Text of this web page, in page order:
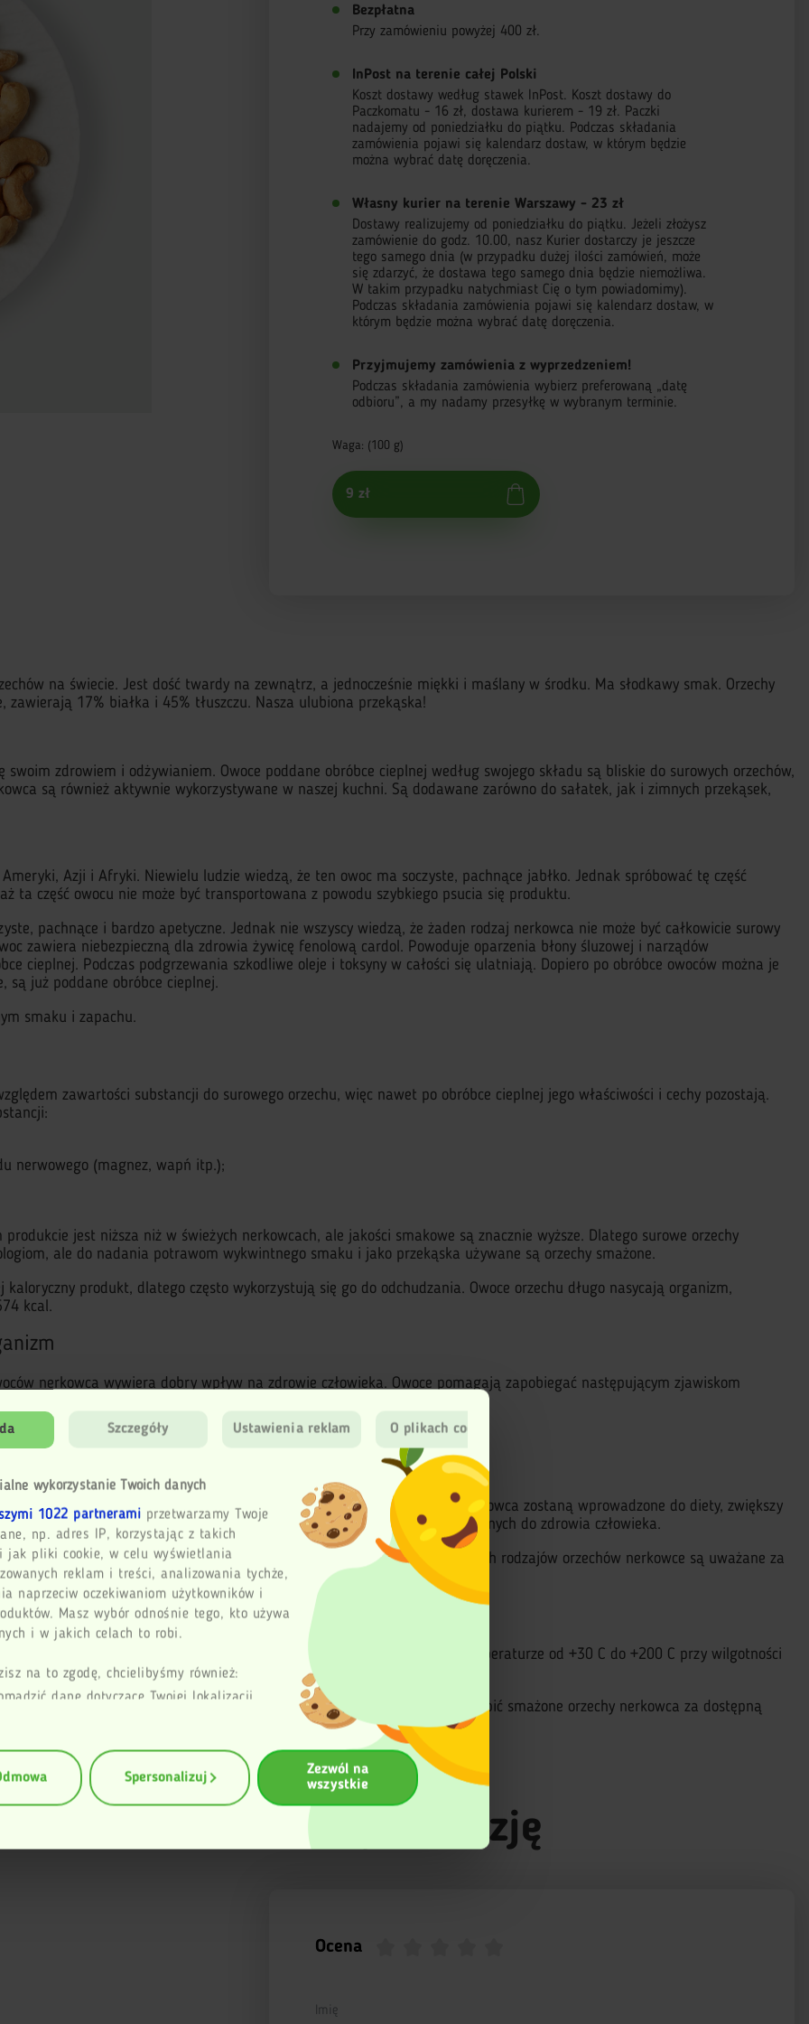
Szczegóły Ustawienia reklam O plikach cookies
wykorzystanie Twoich danych
1022 partnerami przetwarzamy Twoje
np. adres IP, korzystając z takich
jak pliki cookie, w celu wyświetlania
reklam i treści, analizowania tychże,
naprzeciw oczekiwaniom użytkowników i
Masz wybór odnośnie tego, kto używa
i w jakich celach to robi.
na to zgodę, chcielibyśmy również:
dane dotyczące Twojej lokalizacji
charakteryzującego je zbiory danych
czyli wirtualny odcisk palca)
więcej odnośnie tego, jak Twoje osobiste
Spersonalizuj
Zezwól na
wszystkie
Bezpłatna
Przy zamówieniu powyżej 400 zł.
InPost na terenie całej Polski
Koszt dostawy według stawek InPost. Koszt dostawy do
Paczkomatu - 16 zł, dostawa kurierem - 19 zł. Paczki
nadajemy od poniedziałku do piątku. Podczas składania
zamówienia pojawi się kalendarz dostaw, w którym będzie
można wybrać datę doręczenia.
Własny kurier na terenie Warszawy - 23 zł
Dostawy realizujemy od poniedziałku do piątku. Jeżeli złożysz
zamówienie do godz. 10.00, nasz Kurier dostarczy je jeszcze
tego samego dnia (w przypadku dużej ilości zamówień, może
się zdarzyć, że dostawa tego samego dnia będzie niemożliwa.
W takim przypadku natychmiast Cię o tym powiadomimy).
Podczas składania zamówienia pojawi się kalendarz dostaw, w
którym będzie można wybrać datę doręczenia.
Przyjmujemy zamówienia z wyprzedzeniem!
Podczas składania zamówienia wybierz preferowaną „datę
odbioru”, a my nadamy przesyłkę w wybranym terminie.
Waga: (100 g)
9 zł
na świecie. Jest dość twardy na zewnątrz, a jednocześnie miękki i maślany w środku. Ma słodkawy smak. Orzechy
17% białka i 45% tłuszczu. Nasza ulubiona przekąska!
swoim zdrowiem i odżywianiem. Owoce poddane obróbce cieplnej według swojego składu są bliskie do surowych orzechów,
są również aktywnie wykorzystywane w naszej kuchni. Są dodawane zarówno do sałatek, jak i zimnych przekąsek,
Azji i Afryki. Niewielu ludzie wiedzą, że ten owoc ma soczyste, pachnące jabłko. Jednak spróbować tę część
ta część owocu nie może być transportowana z powodu szybkiego psucia się produktu.
pachnące i bardzo apetyczne. Jednak nie wszyscy wiedzą, że żaden rodzaj nerkowca nie może być całkowicie surowy
zawiera niebezpieczną dla zdrowia żywicę fenolową cardol. Powoduje oparzenia błony śluzowej i narządów
cieplnej. Podczas podgrzewania szkodliwe oleje i toksyny w całości się ulatniają. Dopiero po obróbce owoców można je
są już poddane obróbce cieplnej.
smaku i zapachu.
zawartości substancji do surowego orzechu, więc nawet po obróbce cieplnej jego właściwości i cechy pozostają.
nerwowego (magnez, wapń itp.);
jest niższa niż w świeżych nerkowcach, ale jakości smakowe są znacznie wyższe. Dlatego surowe orzechy
ale do nadania potrawom wykwintnego smaku i jako przekąska używane są orzechy smażone.
produkt, dlatego często wykorzystują się go do odchudzania. Owoce orzechu długo nasycają organizm,
kcal.
nerkowca wywiera dobry wpływ na zdrowie człowieka. Owoce pomagają zapobiegać następującym zjawiskom
próchnicy);
ważne przy przeziębieniach, zapaleniu oskrzeli i astmie. Jeśli orzechy nerkowca zostaną wprowadzone do diety, zwiększy
się wyczerpanie organizmu, dzięki dużej zawartości substancji niezbędnych do zdrowia człowieka.
nerkowca, ponieważ nie posiada toksyny cardol. Spośród wszystkich rodzajów orzechów nerkowce są uważane za
jest bardzo mało.
się do długotrwałego przechowywania. Przechowywać je trzeba w temperaturze od +30 С do +200 C przy wilgotności
jest zapewniony w lodówce w temperaturze +30C + 80C.
firmy. Serwis dostawy owoców egzotycznych Crazybox proponuje kupić smażone orzechy nerkowca za dostępną
Dodaj recenzję
Ocena
Imię